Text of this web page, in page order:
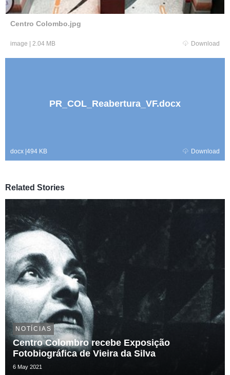
Centro Colombo.jpg
image | 2.04 MB Download
PR_COL_Reabertura_VF.docx
docx |494 KB Download
Related Stories
NOTÍCIAS
Centro Colombro recebe Exposição
Fotobiográfica de Vieira da Silva
6 May 2021